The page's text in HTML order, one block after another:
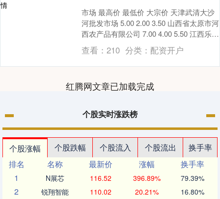
市场 最高价 最低价 大宗价 天津武清大沙
河批发市场 5.00 2.00 3.50 山西省太原市河
西农产品有限公司 7.00 4.00 5.50 江西乐平
蔬菜农....
查看：210 分类： 配资开户
红腾网文章已加载完成
个股实时涨跌榜
个股涨幅 个股跌幅 个股流入 个股流出
换手率
排名
名称 最新价 涨幅
换手率
1
N展芯 116.52 396.89% 79.39%
2 锐翔智能 110.02 20.21% 16.80%